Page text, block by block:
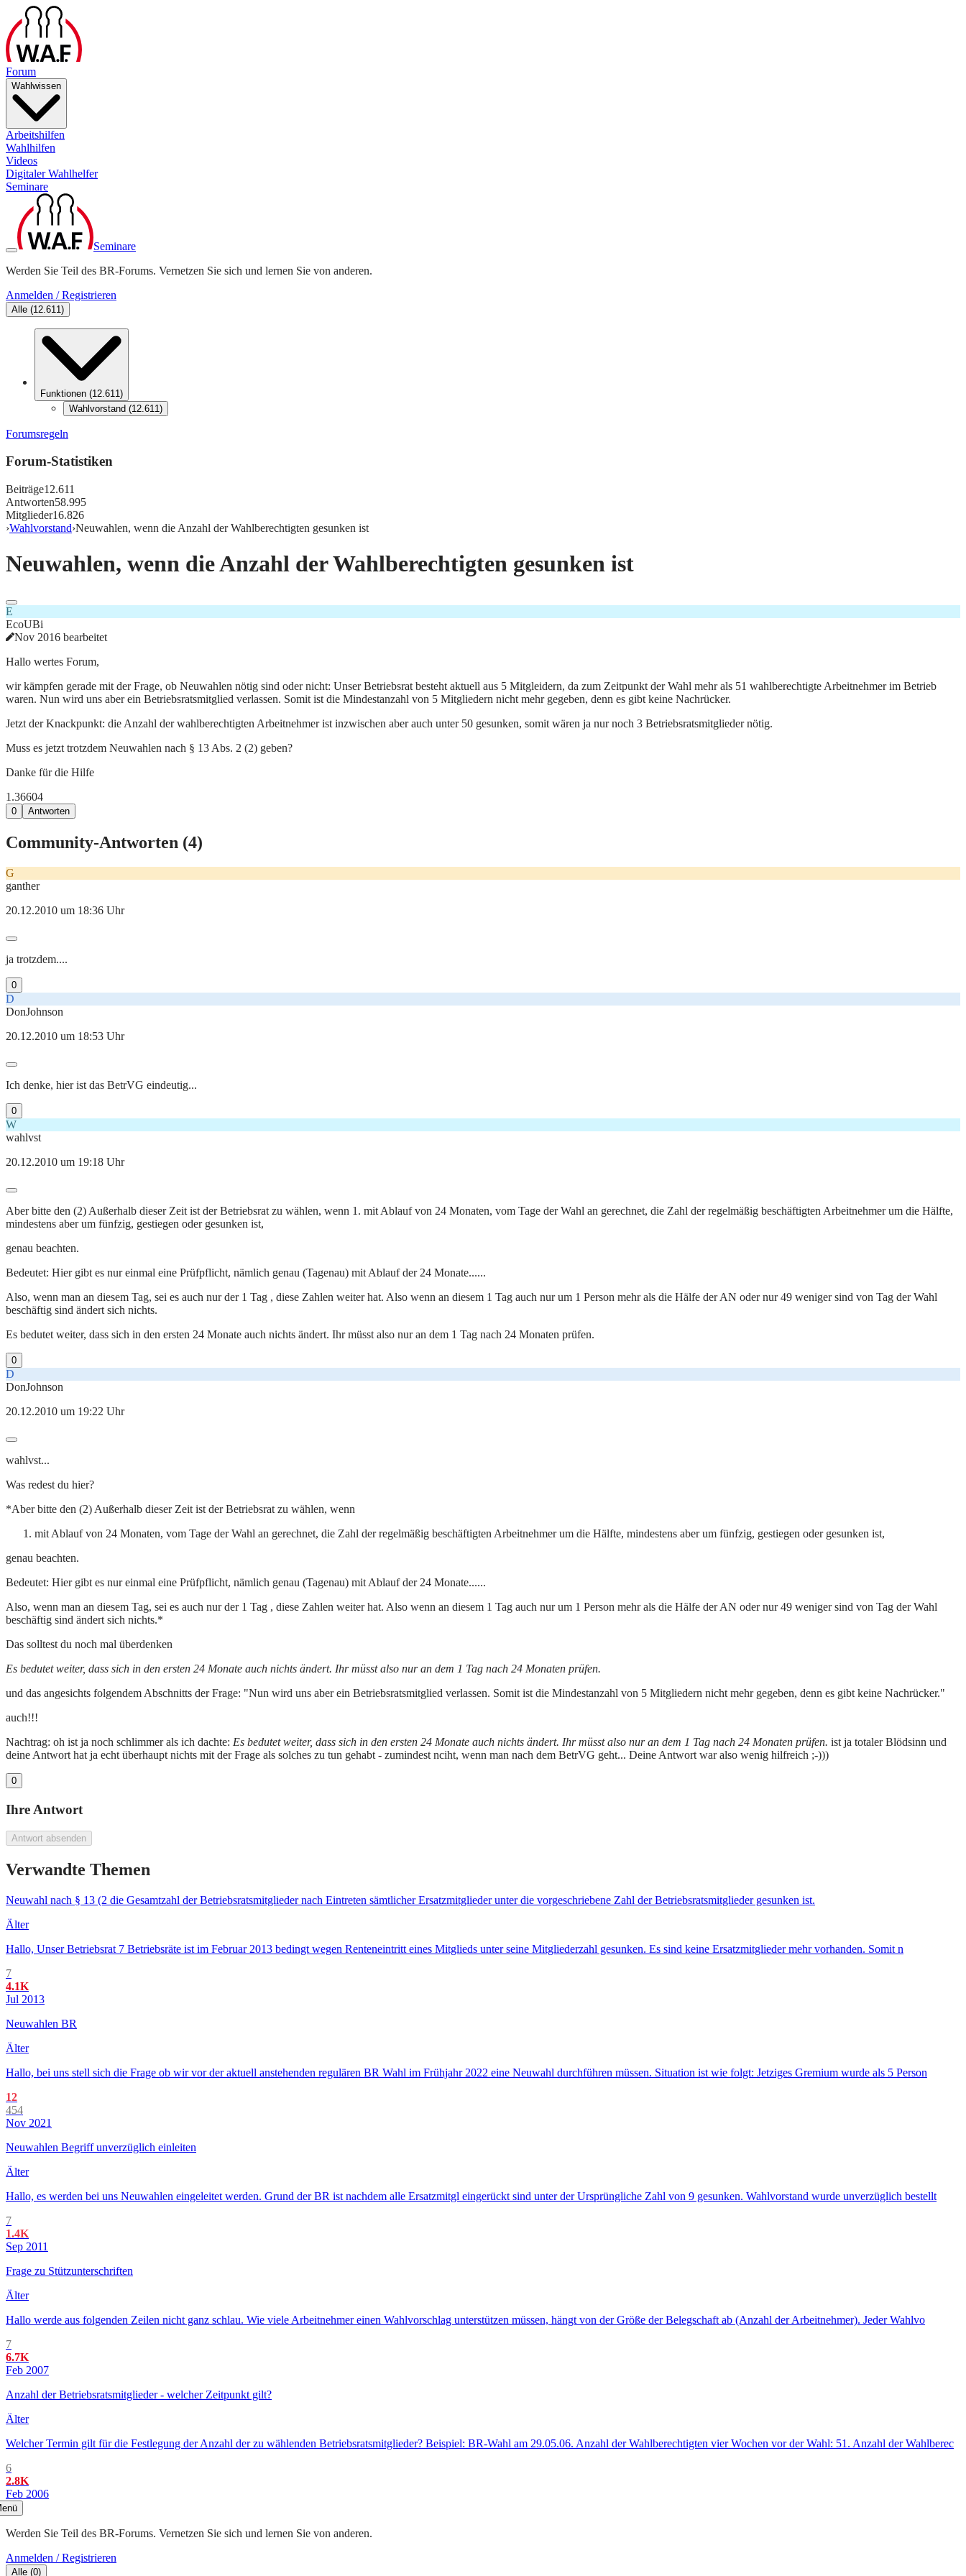
Forum
Wahlwissen
Arbeitshilfen
Wahlhilfen
Videos
Digitaler Wahlhelfer
Seminare
Seminare
Werden Sie Teil des BR-Forums. Vernetzen Sie sich und lernen Sie von anderen.
Anmelden / Registrieren
Alle (12.611)
Funktionen (12.611)
Wahlvorstand (12.611)
Forumsregeln
Forum-Statistiken
Beiträge12.611
Antworten58.995
Mitglieder16.826
›Wahlvorstand›Neuwahlen, wenn die Anzahl der Wahlberechtigten gesunken ist
Neuwahlen, wenn die Anzahl der Wahlberechtigten gesunken ist
E
EcoUBi
Nov 2016 bearbeitet
Hallo wertes Forum,
wir kämpfen gerade mit der Frage, ob Neuwahlen nötig sind oder nicht: Unser Betriebsrat besteht aktuell aus 5 Mitgleidern, da zum Zeitpunkt der Wahl mehr als 51 wahlberechtigte Arbeitnehmer im Betrieb
waren. Nun wird uns aber ein Betriebsratsmitglied verlassen. Somit ist die Mindestanzahl von 5 Mitgliedern nicht mehr gegeben, denn es gibt keine Nachrücker.
Jetzt der Knackpunkt: die Anzahl der wahlberechtigten Arbeitnehmer ist inzwischen aber auch unter 50 gesunken, somit wären ja nur noch 3 Betriebsratsmitglieder nötig.
Muss es jetzt trotzdem Neuwahlen nach § 13 Abs. 2 (2) geben?
Danke für die Hilfe
1.36604
0 Antworten
Community-Antworten (4)
G
ganther
20.12.2010 um 18:36 Uhr
ja trotzdem....
0
D
DonJohnson
20.12.2010 um 18:53 Uhr
Ich denke, hier ist das BetrVG eindeutig...
0
W
wahlvst
20.12.2010 um 19:18 Uhr
Aber bitte den (2) Außerhalb dieser Zeit ist der Betriebsrat zu wählen, wenn 1. mit Ablauf von 24 Monaten, vom Tage der Wahl an gerechnet, die Zahl der regelmäßig beschäftigten Arbeitnehmer um die Hälfte,
mindestens aber um fünfzig, gestiegen oder gesunken ist,
genau beachten.
Bedeutet: Hier gibt es nur einmal eine Prüfpflicht, nämlich genau (Tagenau) mit Ablauf der 24 Monate......
Also, wenn man an diesem Tag, sei es auch nur der 1 Tag , diese Zahlen weiter hat. Also wenn an diesem 1 Tag auch nur um 1 Person mehr als die Hälfe der AN oder nur 49 weniger sind von Tag der Wahl
beschäftig sind ändert sich nichts.
Es bedutet weiter, dass sich in den ersten 24 Monate auch nichts ändert. Ihr müsst also nur an dem 1 Tag nach 24 Monaten prüfen.
0
D
DonJohnson
20.12.2010 um 19:22 Uhr
wahlvst...
Was redest du hier?
*Aber bitte den (2) Außerhalb dieser Zeit ist der Betriebsrat zu wählen, wenn
mit Ablauf von 24 Monaten, vom Tage der Wahl an gerechnet, die Zahl der regelmäßig beschäftigten Arbeitnehmer um die Hälfte, mindestens aber um fünfzig, gestiegen oder gesunken ist,
genau beachten.
Bedeutet: Hier gibt es nur einmal eine Prüfpflicht, nämlich genau (Tagenau) mit Ablauf der 24 Monate......
Also, wenn man an diesem Tag, sei es auch nur der 1 Tag , diese Zahlen weiter hat. Also wenn an diesem 1 Tag auch nur um 1 Person mehr als die Hälfe der AN oder nur 49 weniger sind von Tag der Wahl
beschäftig sind ändert sich nichts.*
Das solltest du noch mal überdenken
Es bedutet weiter, dass sich in den ersten 24 Monate auch nichts ändert. Ihr müsst also nur an dem 1 Tag nach 24 Monaten prüfen.
und das angesichts folgendem Abschnitts der Frage: "Nun wird uns aber ein Betriebsratsmitglied verlassen. Somit ist die Mindestanzahl von 5 Mitgliedern nicht mehr gegeben, denn es gibt keine Nachrücker."
auch!!!
Nachtrag: oh ist ja noch schlimmer als ich dachte: Es bedutet weiter, dass sich in den ersten 24 Monate auch nichts ändert. Ihr müsst also nur an dem 1 Tag nach 24 Monaten prüfen. ist ja totaler Blödsinn und
deine Antwort hat ja echt überhaupt nichts mit der Frage als solches zu tun gehabt - zumindest nciht, wenn man nach dem BetrVG geht... Deine Antwort war also wenig hilfreich ;-)))
0
Ihre Antwort
Antwort absenden
Verwandte Themen
Neuwahl nach § 13 (2 die Gesamtzahl der Betriebsratsmitglieder nach Eintreten sämtlicher Ersatzmitglieder unter die vorgeschriebene Zahl der Betriebsratsmitglieder gesunken ist.
Älter
Hallo, Unser Betriebsrat 7 Betriebsräte ist im Februar 2013 bedingt wegen Renteneintritt eines Mitglieds unter seine Mitgliederzahl gesunken. Es sind keine Ersatzmitglieder mehr vorhanden. Somit n
7
4.1K
Jul 2013
Neuwahlen BR
Älter
Hallo, bei uns stell sich die Frage ob wir vor der aktuell anstehenden regulären BR Wahl im Frühjahr 2022 eine Neuwahl durchführen müssen. Situation ist wie folgt: Jetziges Gremium wurde als 5 Person
12
454
Nov 2021
Neuwahlen Begriff unverzüglich einleiten
Älter
Hallo, es werden bei uns Neuwahlen eingeleitet werden. Grund der BR ist nachdem alle Ersatzmitgl eingerückt sind unter der Ursprüngliche Zahl von 9 gesunken. Wahlvorstand wurde unverzüglich bestellt
7
1.4K
Sep 2011
Frage zu Stützunterschriften
Älter
Hallo werde aus folgenden Zeilen nicht ganz schlau. Wie viele Arbeitnehmer einen Wahlvorschlag unterstützen müssen, hängt von der Größe der Belegschaft ab (Anzahl der Arbeitnehmer). Jeder Wahlvo
7
6.7K
Feb 2007
Anzahl der Betriebsratsmitglieder - welcher Zeitpunkt gilt?
Älter
Welcher Termin gilt für die Festlegung der Anzahl der zu wählenden Betriebsratsmitglieder? Beispiel: BR-Wahl am 29.05.06. Anzahl der Wahlberechtigten vier Wochen vor der Wahl: 51. Anzahl der Wahlberec
6
2.8K
Feb 2006
Werden Sie Teil des BR-Forums. Vernetzen Sie sich und lernen Sie von anderen.
Anmelden / Registrieren
Alle (0)